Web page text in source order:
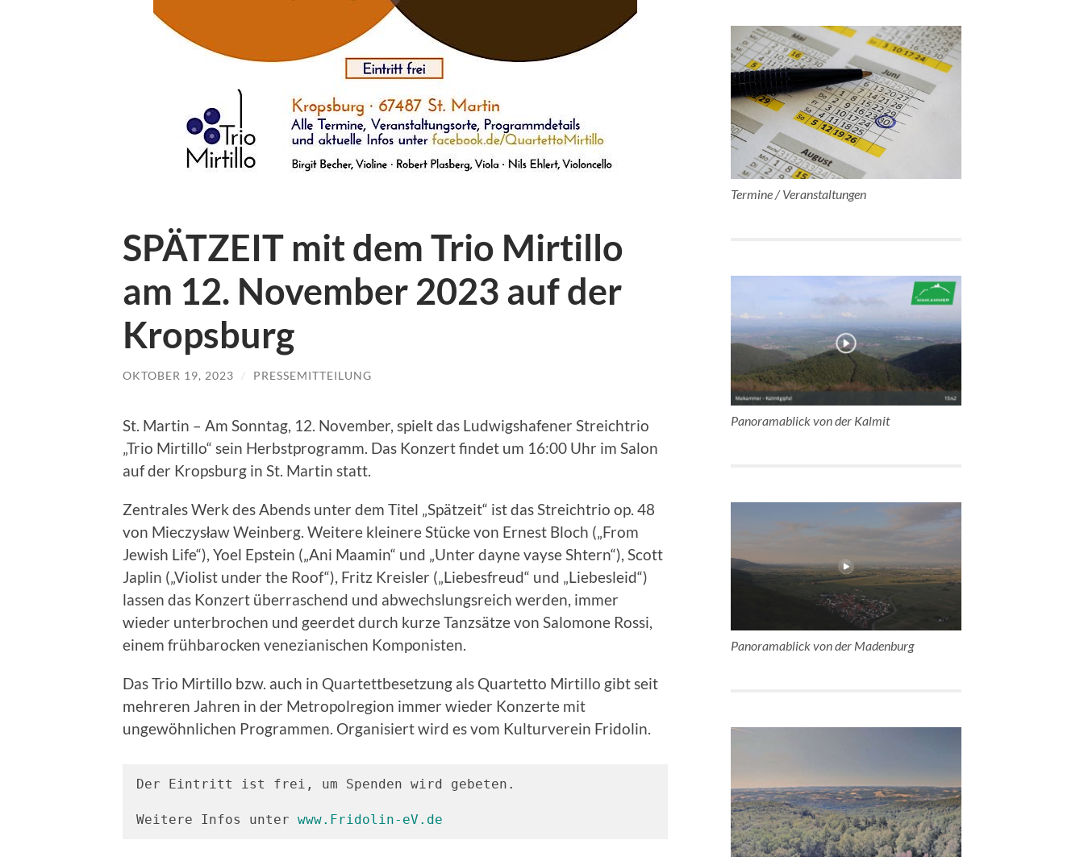
SPÄTZEIT mit dem Trio Mirtillo
am 12. November 2023 auf der
Kropsburg
OKTOBER 19, 2023 / PRESSEMITTEILUNG
St. Martin – Am Sonntag, 12. November, spielt das Ludwigshafener Streichtrio
„Trio Mirtillo“ sein Herbstprogramm. Das Konzert findet um 16:00 Uhr im Salon
auf der Kropsburg in St. Martin statt.
Zentrales Werk des Abends unter dem Titel „Spätzeit“ ist das Streichtrio op. 48
von Mieczysław Weinberg. Weitere kleinere Stücke von Ernest Bloch („From
Jewish Life“), Yoel Epstein („Ani Maamin“ und „Unter dayne vayse Shtern“), Scott
Japlin („Violist under the Roof“), Fritz Kreisler („Liebesfreud“ und „Liebesleid“)
lassen das Konzert überraschend und abwechslungsreich werden, immer
wieder unterbrochen und geerdet durch kurze Tanzsätze von Salomone Rossi,
einem frühbarocken venezianischen Komponisten.
Das Trio Mirtillo bzw. auch in Quartettbesetzung als Quartetto Mirtillo gibt seit
mehreren Jahren in der Metropolregion immer wieder Konzerte mit
ungewöhnlichen Programmen. Organisiert wird es vom Kulturverein Fridolin.
Der Eintritt ist frei, um Spenden wird gebeten.
Weitere Infos unter www.Fridolin-eV.de
Termine / Veranstaltungen
Panoramablick von der Kalmit
Panoramablick von der Madenburg